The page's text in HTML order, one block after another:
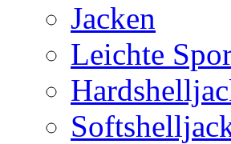
Jacken
Leichte